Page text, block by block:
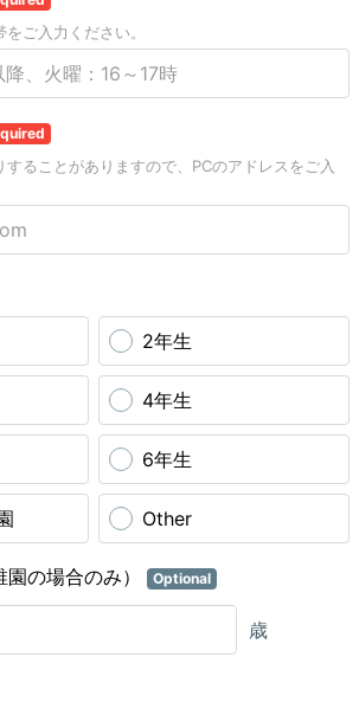
ご入力ください。
することがありますので、PCのアドレスをご入
2年生
4年生
6年生
Other
の場合のみ） Optional
歳